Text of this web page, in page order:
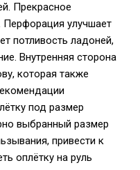
Прекрасное
улучшает
потливость ладоней,
Внутренняя сторона
которая также
под размер
выбранный размер
привести к
оплётку на руль